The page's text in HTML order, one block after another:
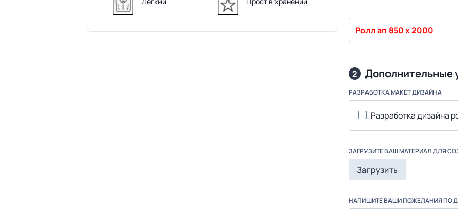
Ролл ап 850 х 2000
2 Дополнительные
РАЗРАБОТКА МАКЕТ ДИЗАЙНА
Разработка дизайна
ЗАГРУЗИТЕ ВАШ МАТЕРИАЛ ДЛЯ
Загрузить
НАПИШИТЕ ВАШИ ПОЖЕЛАНИЯ ПО